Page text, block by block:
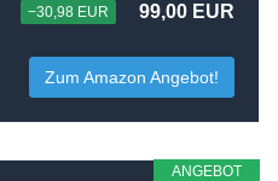
−30,98 EUR 99,00 EUR
Zum Amazon Angebot!
ANGEBOT